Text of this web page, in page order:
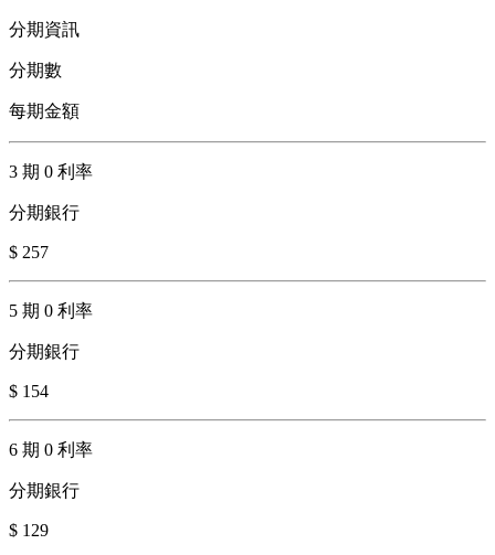
分期資訊
分期數
每期金額
3 期 0 利率
分期銀行
$ 257
5 期 0 利率
分期銀行
$ 154
6 期 0 利率
分期銀行
$ 129